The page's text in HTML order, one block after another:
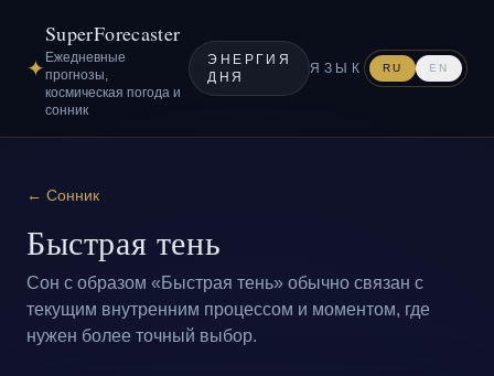
✦
SuperForecaster
Ежедневные
прогнозы,
космическая погода и
сонник
ЭНЕРГИЯ
ДНЯ
ЯЗЫК RU EN
← Сонник
Быстрая тень
Сон с образом «Быстрая тень» обычно связан с
текущим внутренним процессом и моментом, где
нужен более точный выбор.